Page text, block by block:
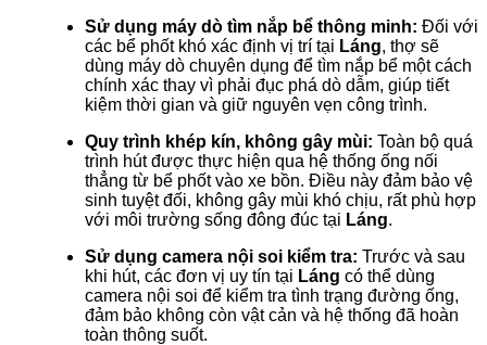
Sử dụng máy dò tìm nắp bể thông minh: Đối với
các bể phốt khó xác định vị trí tại Láng, thợ sẽ
dùng máy dò chuyên dụng để tìm nắp bể một cách
chính xác thay vì phải đục phá dò dẫm, giúp tiết
kiệm thời gian và giữ nguyên vẹn công trình.
Quy trình khép kín, không gây mùi: Toàn bộ quá
trình hút được thực hiện qua hệ thống ống nối
thẳng từ bể phốt vào xe bồn. Điều này đảm bảo vệ
sinh tuyệt đối, không gây mùi khó chịu, rất phù hợp
với môi trường sống đông đúc tại Láng.
Sử dụng camera nội soi kiểm tra: Trước và sau
khi hút, các đơn vị uy tín tại Láng có thể dùng
camera nội soi để kiểm tra tình trạng đường ống,
đảm bảo không còn vật cản và hệ thống đã hoàn
toàn thông suốt.